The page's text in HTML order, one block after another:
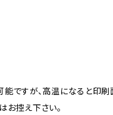
能ですが、高温になると印
お控え下さい。